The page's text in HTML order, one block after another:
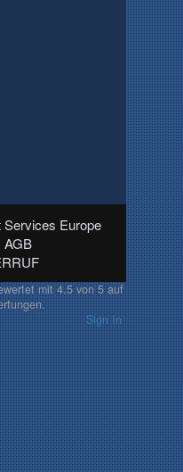
Europe
AGB
mit4.5von5auf
Sign In